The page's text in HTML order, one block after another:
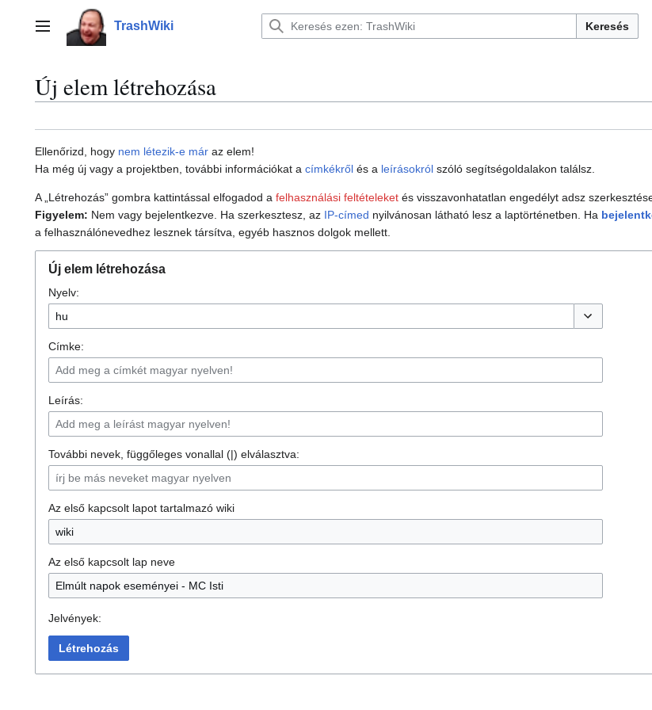
tartalomhozFőmenü TrashWiki Keresés
Új elem létrehozása
Ellenőrizd, hogy nem létezik-e már az elem!
Ha még új vagy a projektben, további információkat a címkékről és a leírásokról szóló segítségoldalakon találsz.
A „Létrehozás” gombra kattintással elfogadod a felhasználási feltételeket és visszavonhatatlan engedélyt adsz
Figyelem: Nem vagy bejelentkezve. Ha szerkesztesz, az IP-címed nyilvánosan látható lesz a laptörténetben. Ha
a felhasználónevedhez lesznek társítva, egyéb hasznos dolgok mellett.
Új elem létrehozása
Nyelv:
Címke:
Leírás:
További nevek, függőleges vonallal (|) elválasztva:
Az első kapcsolt lapot tartalmazó wiki
Az első kapcsolt lap neve
Jelvények:
Létrehozás